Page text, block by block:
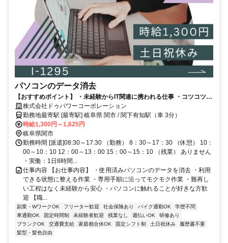
パソコンのデータ消去
【おすすめポイント】 ・未経験からIT関連に携われる仕事 ・コツコツ作
業や集中力を活かせる環境 ・勤務時間は安定し生活リズムも整いやすい
・職場見学から安心してスタート可能
株式会社ドゥパワーコーポレーション
勤務地最寄駅 [最寄駅] 岐阜県 関市 / 関下有知駅（車 3分）
時給1,300円～1,625円
岐阜県関市
勤務時間 [派遣]08:30～17:30 （勤務） 8：30～17：30 （休憩） 10：
00～10：10 12：00～13：00 15：00～15：10 （残業） ありません
・実働：1日8時間...
仕事内容 【お仕事内容】 ・使用済みパソコンのデータを消去 ・利用
できる状態に整える作業 ・専用手順に沿ってモクモク作業 ・難再し
い工程はなく未経験から安心 ・パソコンに触れることが好きな方歓
迎 【職...
副業・WワークOK フリーター歓迎 社会保険あり バイク通勤OK
学歴不問
車通勤OK
固定時間制 未経験者歓迎 残業なし 週払いOK
研修あり
ブランクOK
交通費支給 家庭都合休OK 固定シフト制 土日祝休み
履歴書不要
髪型・髪色自由